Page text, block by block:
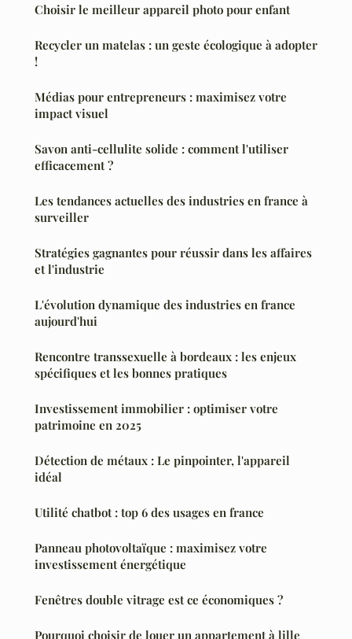
Choisir le meilleur appareil photo pour enfant
Recycler un matelas : un geste écologique à adopter
!
Médias pour entrepreneurs : maximisez votre
impact visuel
Savon anti-cellulite solide : comment l'utiliser
efficacement ?
Les tendances actuelles des industries en france à
surveiller
Stratégies gagnantes pour réussir dans les affaires
et l'industrie
L'évolution dynamique des industries en france
aujourd'hui
Rencontre transsexuelle à bordeaux : les enjeux
spécifiques et les bonnes pratiques
Investissement immobilier : optimiser votre
patrimoine en 2025
Détection de métaux : Le pinpointer, l'appareil
idéal
Utilité chatbot : top 6 des usages en france
Panneau photovoltaïque : maximisez votre
investissement énergétique
Fenêtres double vitrage est ce économiques ?
Pourquoi choisir de louer un appartement à lille